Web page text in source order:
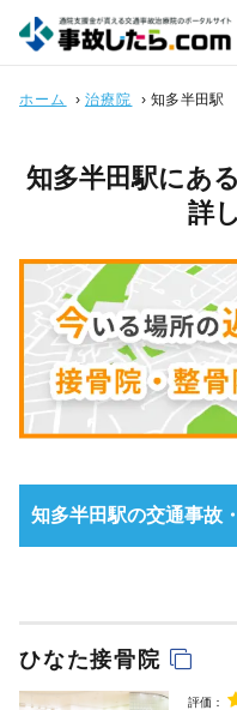
ホーム › 治療院 › 知多半田駅
知多半田駅にあ
詳
知多半田駅の交通事故
ひなた接骨院
評価：